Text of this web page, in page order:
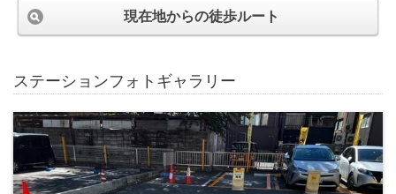
現在地からの徒歩ルート
ステーションフォトギャラリー